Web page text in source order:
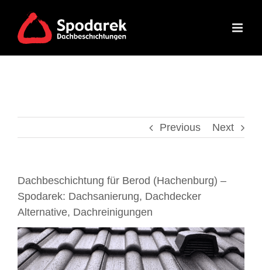
content
Previous Next
Dachbeschichtung für Berod (Hachenburg) –
Spodarek: Dachsanierung, Dachdecker
Alternative, Dachreinigungen